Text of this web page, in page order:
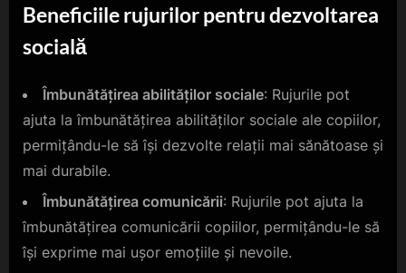
Beneficiile rujurilor pentru dezvoltarea
socială
Îmbunătățirea abilităților sociale: Rujurile pot
ajuta la îmbunătățirea abilităților sociale ale copiilor,
permițându-le să își dezvolte relații mai sănătoase și
mai durabile.
Îmbunătățirea comunicării: Rujurile pot ajuta la
îmbunătățirea comunicării copiilor, permițându-le să
își exprime mai ușor emoțiile și nevoile.